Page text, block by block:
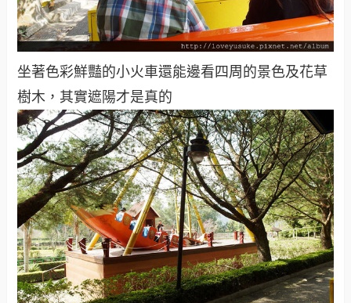
坐著色彩鮮豔的小火車還能邊看四周的景色及花草
樹木，其實遮陽才是真的